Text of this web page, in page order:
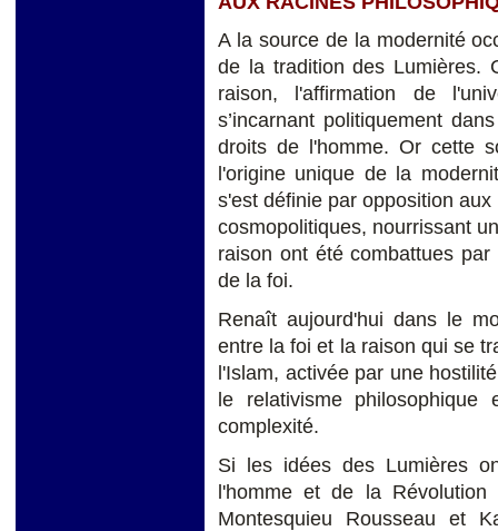
A la source de la modernité
de la tradition des Lumières.
raison, l'affirmation de
s’incarnant politiquement
droits de l'homme. Or cette
l'origine unique de la
s'est définie par opposition
cosmopolitiques, nourrissant
raison ont été combattues
de la foi.
Renaît aujourd'hui dans le
entre la foi et la raison qui se
l'Islam, activée par une
le relativisme
complexité.
Si les idées des Lumières
l'homme et de la
Montesquieu Rousseau et